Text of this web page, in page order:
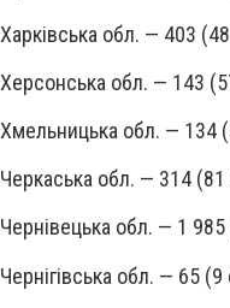
Харківська обл. — 403
Херсонська обл. — 143
Хмельницька обл. — 134
Черкаська обл. — 314
Чернівецька обл. — 1
Чернігівська обл. — 65